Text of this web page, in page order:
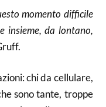
momento difficile
insieme, da lontano,
chi da cellulare,
sono tante, troppe